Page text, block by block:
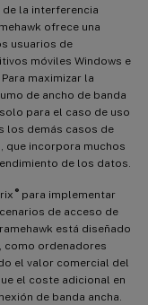
la interferencia
ofrece una
usuarios de
móviles Windows e
maximizar la
de ancho de banda
para el caso de uso
los demás casos de
que incorpora muchos
de los datos.
®para implementar
de acceso de
está diseñado
como ordenadores
el valor comercial del
el coste adicional en
de banda ancha.